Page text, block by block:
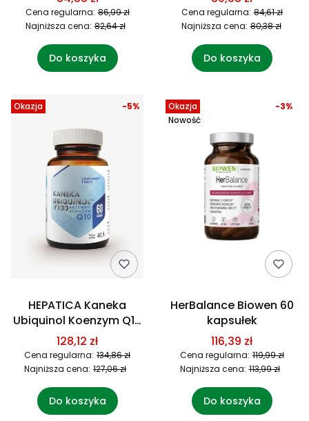
Cena regularna: 86,99 zł
Najniższa cena: 82,64 zł
Do koszyka
Cena regularna: 84,61 zł
Najniższa cena: 80,38 zł
Do koszyka
Okazja
HEPATICA Kaneka
Ubiquinol Koenzym Q10
V100 (60 kaps.)
128,12 zł
Cena regularna: 134,86 zł
-5%
Najniższa cena: 127,06 zł
Do koszyka
Okazja
Nowość
HerBalance Biowen 60
kapsułek
116,39 zł
Cena regularna: 119,99 zł
-3%
Najniższa cena: 113,99 zł
Do koszyka